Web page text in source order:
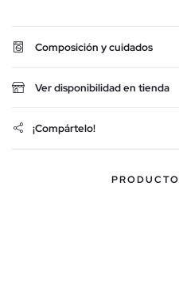
Composición y cuidados
Ver disponibilidad en tienda
¡Compártelo!